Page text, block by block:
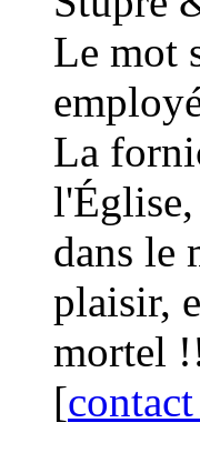
Le mot
La
l'Église,
dans le
plaisir,
mortel
[